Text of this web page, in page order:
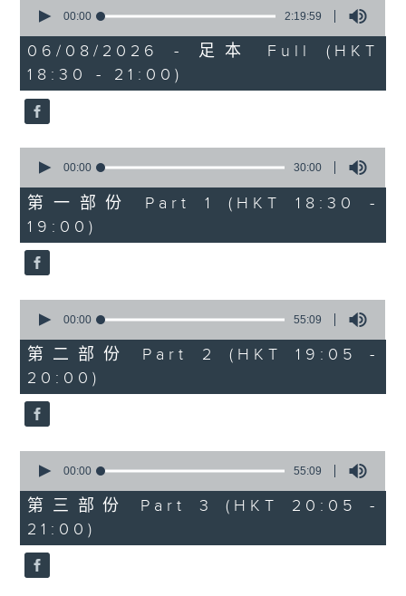
seconds
2
hours,
19
minutes,
59
seconds
00:00 2:19:59
06/08/2026 - 足本 Full (HKT
18:30 - 21:00)
seconds
30
minutes,
0
seconds
00:00 30:00
第一部份 Part 1 (HKT 18:30 -
19:00)
seconds
55
minutes,
9
seconds
00:00 55:09
第二部份 Part 2 (HKT 19:05 -
20:00)
seconds
55
minutes,
9
seconds
00:00 55:09
第三部份 Part 3 (HKT 20:05 -
21:00)